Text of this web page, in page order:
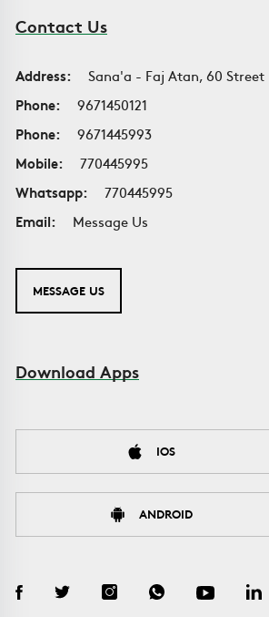
Contact Us
Address:
Sana'a - Faj Atan, 60 Street
Phone:
9671450121
Phone:
9671445993
Mobile:
770445995
Whatsapp:
770445995
Email:
Message Us
MESSAGE US
Download Apps
IOS
ANDROID